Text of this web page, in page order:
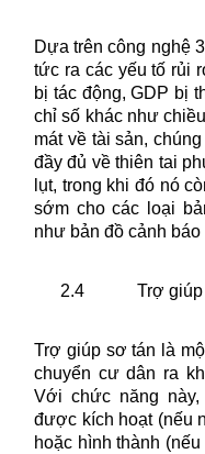
Dựa trên công nghệ
tức ra các yếu tố rủi
bị tác động, GDP bị
chỉ số khác như
mát về tài sản,
đầy đủ về thiên tai
lụt, trong khi đó nó
sớm cho các loại
như bản đồ cảnh
2.4 Trợ
Trợ giúp sơ tán là
chuyển cư dân ra
Với chức năng
được kích hoạt (nếu
hoặc hình thành